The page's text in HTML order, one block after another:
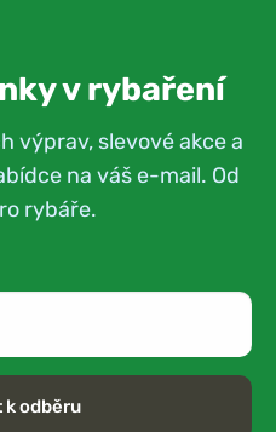
v rybaření
výprav, slevové akce a
na váš e-mail. Od
rybáře.
k odběru